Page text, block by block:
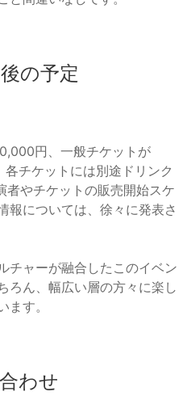
の予定
円、一般チケットが
チケットには別途ドリンク
やチケットの販売開始スケ
報については、徐々に発表さ
チャーが融合したこのイベン
ろん、幅広い層の方々に楽し
す。
わせ